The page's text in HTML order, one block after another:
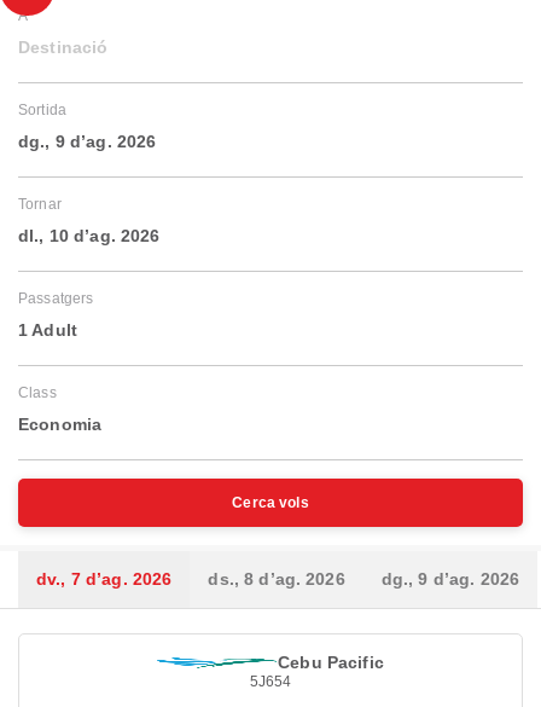
A
Destinació
Sortida
dg., 9 d’ag. 2026
Tornar
dl., 10 d’ag. 2026
Passatgers
1 Adult
Class
Economia
Cerca vols
dv., 7 d’ag. 2026 ds., 8 d’ag. 2026 dg., 9 d’ag. 2026
Cebu Pacific
5J654